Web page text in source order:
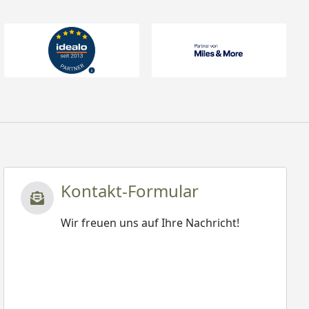
Kontakt-Formular
Wir freuen uns auf Ihre Nachricht!